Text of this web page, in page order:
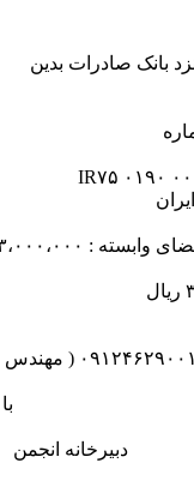
بانک صادرات بدین
حق عضویت کارمندان، فارغ التحصیلان و اعضای وابسته : ۳،۰۰۰،۰۰۰
شماره تماس : ۰۲۶۳۲۷۰۳۵۸۹ همراه: ۰۹۱۲۴۶۲۹۰۰۱ ( مهندس